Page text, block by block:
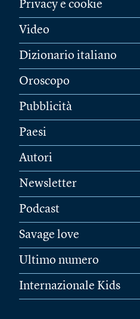
Privacy e cookie
Video
Dizionario italiano
Oroscopo
Pubblicità
Paesi
Autori
Newsletter
Podcast
Savage love
Ultimo numero
Internazionale Kids